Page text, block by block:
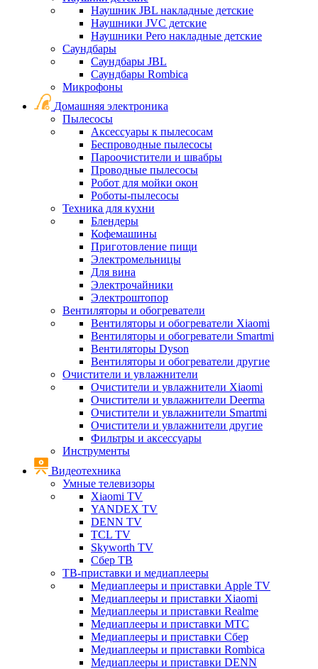
Наушник JBL накладные детские
Наушники JVC детские
Наушники Pero накладные детские
Саундбары
Саундбары JBL
Саундбары Rombica
Микрофоны
Домашняя электроника
Пылесосы
Аксессуары к пылесосам
Беспроводные пылесосы
Пароочистители и швабры
Проводные пылесосы
Робот для мойки окон
Роботы-пылесосы
Техника для кухни
Блендеры
Кофемашины
Приготовление пищи
Электромельницы
Для вина
Электрочайники
Электроштопор
Вентиляторы и обогреватели
Вентиляторы и обогреватели Xiaomi
Вентиляторы и обогреватели Smartmi
Вентиляторы Dyson
Вентиляторы и обогреватели другие
Очистители и увлажнители
Очистители и увлажнители Xiaomi
Очистители и увлажнители Deerma
Очистители и увлажнители Smartmi
Очистители и увлажнители другие
Фильтры и аксессуары
Инструменты
Видеотехника
Умные телевизоры
Xiaomi TV
YANDEX TV
DENN TV
TCL TV
Skyworth TV
Сбер ТВ
ТВ-приставки и медиаплееры
Медиаплееры и приставки Apple TV
Медиаплееры и приставки Xiaomi
Медиаплееры и приставки Realme
Медиаплееры и приставки МТС
Медиаплееры и приставки Сбер
Медиаплееры и приставки Rombica
Медиаплееры и приставки DENN